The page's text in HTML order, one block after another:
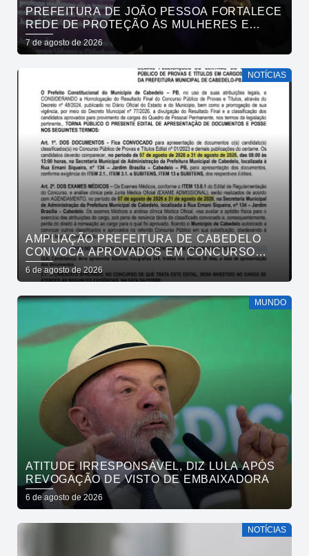
PREFEITURA DE JOÃO PESSOA FORTALECE
REDE DE PROTEÇÃO ÀS MULHERES E
ENTENDE QUE ACOLHER É SALVAR VIDAS
7 de agosto de 2026
NOTÍCIAS
AMPLIAÇÃO PREFEITURA DE CABEDELO
CONVOCA APROVADOS EM CONCURSO
PÚBLICO DA SAÚDE PARA APRESENTAÇÃO
DE DOCUMENTOS
6 de agosto de 2026
MUNDO
ATITUDE IRRESPONSÁVEL, DIZ LULA APÓS
REVOGAÇÃO DE VISTO DE EMBAIXADORA
6 de agosto de 2026
NOTÍCIAS